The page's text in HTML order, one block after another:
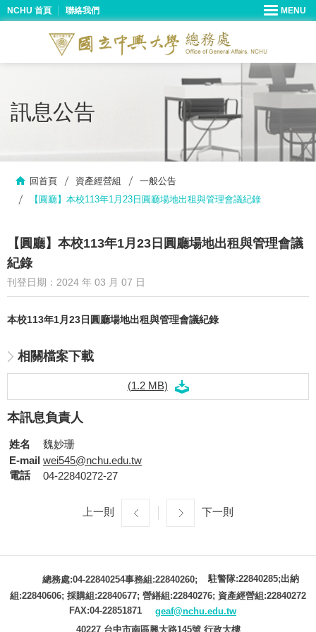
NCHU 首頁 聯絡我們
訊息公告
回首頁 資產經營組
一般公告
【圓廳】本校113年1月23日圓廳場地出租與管理會議紀錄
【圓廳】本校113年1月23日圓廳場地出租與管理會議
紀錄
刊登日期：2024 年 03 月 07 日
本校113年1月23日圓廳場地出租與管理會議紀錄
相關檔案下載
(1.2 MB)
本訊息負責人
姓名
魏妙珊
E-mail wei545@nchu.edu.tw
電話
04-22840272-27
上一則 下一則
總務處:04-22840254事務組:22840260;
駐警隊:22840285;出納
組:22840606; 採購組:22840677; 營繕組:22840276; 資產經營組:22840272
FAX:04-22851871
geaf@nchu.edu.tw
40227 台中市南區興大路145號 行政大樓